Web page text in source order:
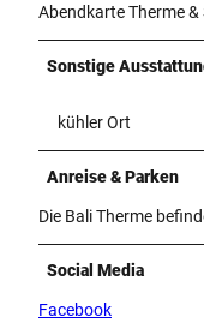
Abendkarte Therme
Sonstige
kühler Ort
Anreise & Parken
Die Bali Therme
Social Media
Facebook